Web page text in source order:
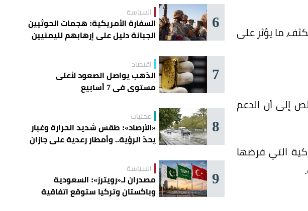
ما يؤثر على
الذي بدأ في أغسطس 2024، الذي خلص إلى أن الدعم
التي فرضها
6 السياسة
السفارة الأمريكية: هجمات الحوثيين
الجبانة دليل على إرهابهم لليمنيين
7 اقتصاد
الذهب يواصل الصعود لأعلى
مستوى في 7 أسابيع
8 محليات
«الأرصاد»: طقس شديد الحرارة وغبار
يحدّ الرؤية.. وأمطار رعدية على جازان
9 السياسة
مصدران لـ«رويترز»: السعودية
وباكستان وتركيا ستوقع اتفاقية